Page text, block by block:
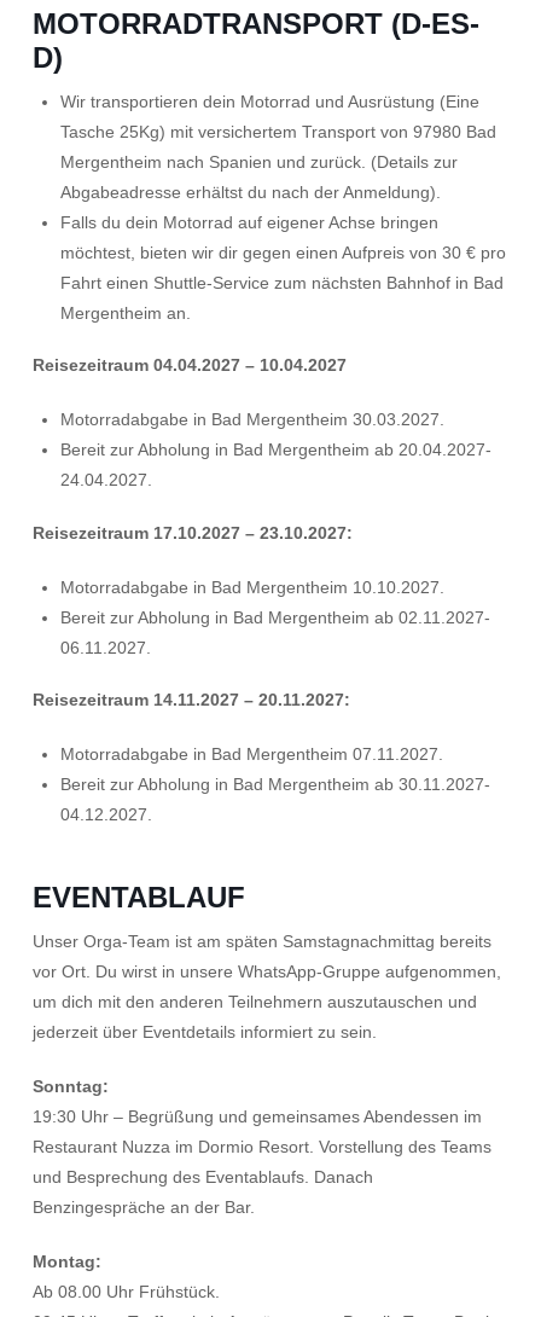
MOTORRADTRANSPORT (D-ES-
D)
Wir transportieren dein Motorrad und Ausrüstung (Eine
Tasche 25Kg) mit versichertem Transport von 97980 Bad
Mergentheim nach Spanien und zurück. (Details zur
Abgabeadresse erhältst du nach der Anmeldung).
Falls du dein Motorrad auf eigener Achse bringen
möchtest, bieten wir dir gegen einen Aufpreis von 30 € pro
Fahrt einen Shuttle-Service zum nächsten Bahnhof in Bad
Mergentheim an.
Reisezeitraum 04.04.2027 – 10.04.2027
Motorradabgabe in Bad Mergentheim 30.03.2027.
Bereit zur Abholung in Bad Mergentheim ab 20.04.2027-
24.04.2027.
Reisezeitraum 17.10.2027 – 23.10.2027:
Motorradabgabe in Bad Mergentheim 10.10.2027.
Bereit zur Abholung in Bad Mergentheim ab 02.11.2027-
06.11.2027.
Reisezeitraum 14.11.2027 – 20.11.2027:
Motorradabgabe in Bad Mergentheim 07.11.2027.
Bereit zur Abholung in Bad Mergentheim ab 30.11.2027-
04.12.2027.
EVENTABLAUF
Unser Orga-Team ist am späten Samstagnachmittag bereits
vor Ort. Du wirst in unsere WhatsApp-Gruppe aufgenommen,
um dich mit den anderen Teilnehmern auszutauschen und
jederzeit über Eventdetails informiert zu sein.
Sonntag:
19:30 Uhr – Begrüßung und gemeinsames Abendessen im
Restaurant Nuzza im Dormio Resort. Vorstellung des Teams
und Besprechung des Eventablaufs. Danach
Benzingespräche an der Bar.
Montag:
Ab 08.00 Uhr Frühstück.